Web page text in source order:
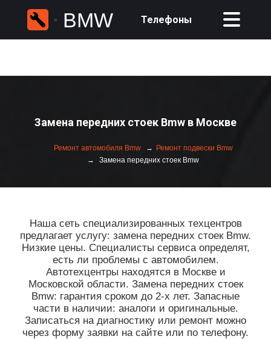
BMW Телефоны
Замена передних стоек Bmw в Москве
Ремонт автомобиля Bmw
Ремонт подвески Bmw
Замена передних стоек Bmw
Наша сеть специализированных техцентров
предлагает услугу: замена передних стоек Bmw.
Низкие цены. Специалисты сервиса определят,
есть ли проблемы с автомобилем.
Автотехцентры находятся в Москве и
Московской области. Замена передних стоек
Bmw: гарантия сроком до 2-х лет. Запасные
части в наличии: аналоги и оригинальные.
Записаться на диагностику или ремонт можно
через форму заявки на сайте или по телефону.